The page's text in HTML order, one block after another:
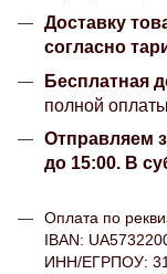
Доставку
согласно
Бесплатная
полной
Отправляем
до 15:00. В
Оплата по
IBAN:
ИНН/ЕГРПОУ: